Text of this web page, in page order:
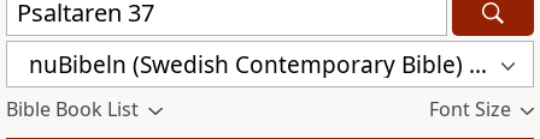
nuBibeln (Swedish Contemporary Bible) (NUB)
Bible Book List Font Size